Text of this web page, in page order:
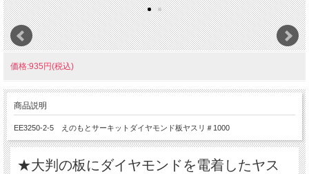
価格:935円(税込)
商品説明
EE3250-2-5 えのもとサーキットダイヤモンド板ヤスリ＃1000
★大判の板にダイヤモンドを電着したヤス